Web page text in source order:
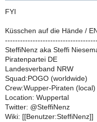
FYI
Küsschen auf die Hände /
SteffiNenz aka Steffi
Piratenpartei DE
Landesverband NRW
Squad:POGO (worldwide)
Crew:Wupper-Piraten (local)
Location: Wuppertal
Twitter: @SteffiNenz
Wiki: [[Benutzer:SteffiNenz]]